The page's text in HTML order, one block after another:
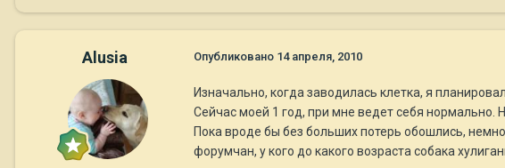
Alusia Опубликовано 14 апреля, 2010
Изначально, когда заводилась клетка, я
Сейчас моей 1 год, при мне ведет себя нормально.
Пока вроде бы без больших потерь обошлись,
форумчан, у кого до какого возраста собака